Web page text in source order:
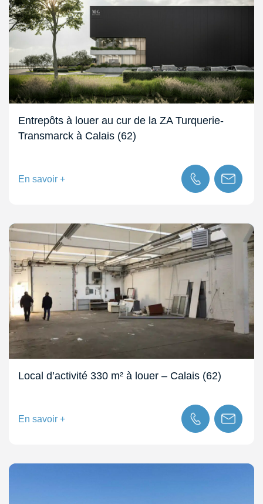
Entrepôts à louer au cur de la ZA Turquerie-
Transmarck à Calais (62)
En savoir +
Local d’activité 330 m² à louer – Calais (62)
En savoir +